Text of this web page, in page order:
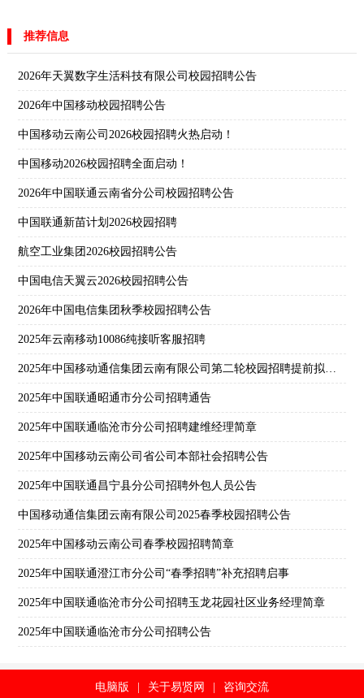
推荐信息
2026年天翼数字生活科技有限公司校园招聘公告
2026年中国移动校园招聘公告
中国移动云南公司2026校园招聘火热启动！
中国移动2026校园招聘全面启动！
2026年中国联通云南省分公司校园招聘公告
中国联通新苗计划2026校园招聘
航空工业集团2026校园招聘公告
中国电信天翼云2026校园招聘公告
2026年中国电信集团秋季校园招聘公告
2025年云南移动10086纯接听客服招聘
2025年中国移动通信集团云南有限公司第二轮校园招聘提前拟录人员公示
2025年中国联通昭通市分公司招聘通告
2025年中国联通临沧市分公司招聘建维经理简章
2025年中国移动云南公司省公司本部社会招聘公告
2025年中国联通昌宁县分公司招聘外包人员公告
中国移动通信集团云南有限公司2025春季校园招聘公告
2025年中国移动云南公司春季校园招聘简章
2025年中国联通澄江市分公司“春季招聘”补充招聘启事
2025年中国联通临沧市分公司招聘玉龙花园社区业务经理简章
2025年中国联通临沧市分公司招聘公告
电脑版 关于易贤网 咨询交流